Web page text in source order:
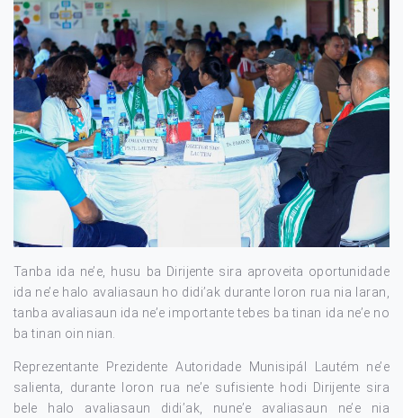
Tanba ida ne’e, husu ba Dirijente sira aproveita oportunidade
ida ne’e halo avaliasaun ho didi’ak durante loron rua nia laran,
tanba avaliasaun ida ne’e importante tebes ba tinan ida ne’e no
ba tinan oin nian.
Reprezentante Prezidente Autoridade Munisipál Lautém ne’e
salienta, durante loron rua ne’e sufisiente hodi Dirijente sira
bele halo avaliasaun didi’ak, nune’e avaliasaun ne’e nia